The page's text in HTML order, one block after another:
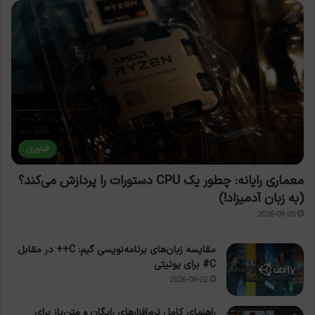
فناوری
معماری رایانه: چطور یک CPU دستورات را پردازش می‌کند؟
(به زبان آدمیزاد!)
2026-08-05
مقایسه زبان‌های برنامه‌نویسی گیم: C++ در مقابل
C# برای یونیتی
2026-08-02